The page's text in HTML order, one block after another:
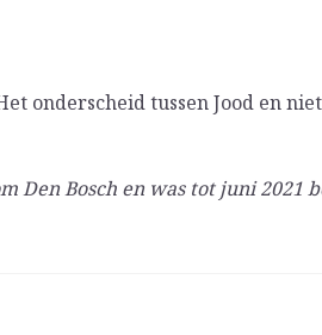
onderscheid tussen Jood en
Den Bosch en was tot juni 2021